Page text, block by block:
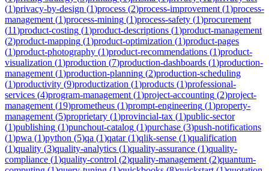
(1)privacy-by-design (1)process (2)process-improvement (1)process-
management (1)process-mining (1)process-safety (1)procurement
(11)product-costing (1)product-descriptions (1)product-management
(2)product-mapping (1)product-optimization (1)product-pages
(1)product-photography (1)product-recommendations (1)product-
visualization (1)production (7)production-dashboards (1)production-
management (1)production-planning (2)production-scheduling
(1)productivity (9)productization (1)products (1)professional-
services (4)program-management (1)project-accounting (2)project-
management (19)prometheus (1)prompt-engineering (1)property-
management (5)proprietary (1)provincial-tax (1)public-sector
(1)publishing (1)punchout-catalog (1)purchase (3)push-notifications
(1)pwa (1)python (5)qa (1)qatar(1)qlik-sense (1)qualification
(1)quality (3)quality-analytics (1)quality-assurance (1)quality-
compliance (1)quality-control (2)quality-management (2)quantum-